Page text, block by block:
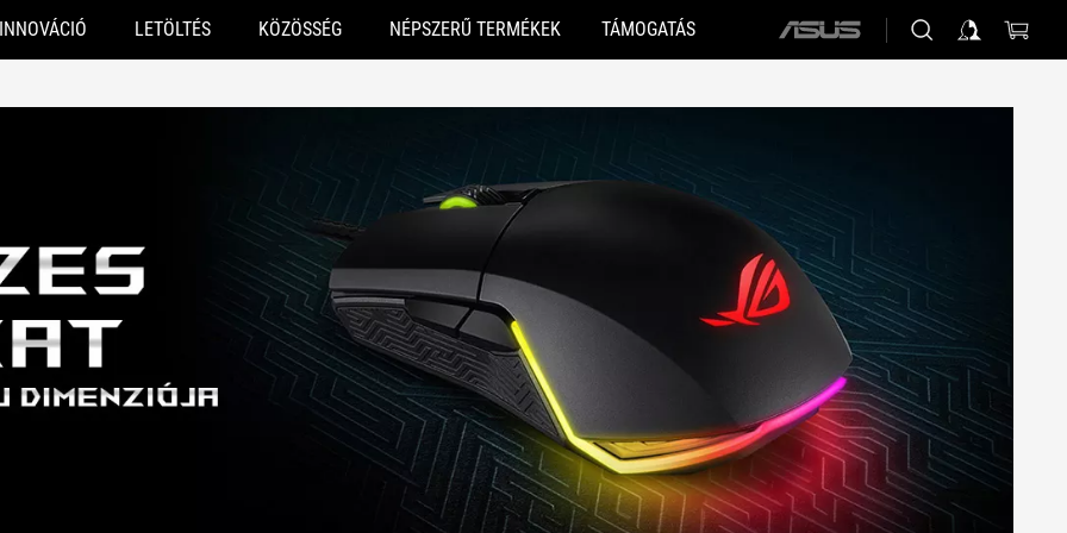
INNOVÁCIÓ LETÖLTÉS KÖZÖSSÉG NÉPSZERŰ TERMÉKEK TÁMOGATÁS
ASUS